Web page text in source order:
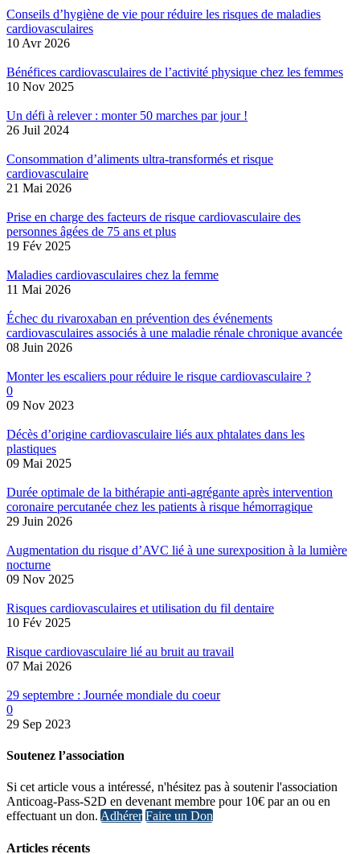
Conseils d’hygiène de vie pour réduire les risques de maladies
cardiovasculaires
10 Avr 2026
Bénéfices cardiovasculaires de l’activité physique chez les femmes
10 Nov 2025
Un défi à relever : monter 50 marches par jour !
26 Juil 2024
Consommation d’aliments ultra-transformés et risque
cardiovasculaire
21 Mai 2026
Prise en charge des facteurs de risque cardiovasculaire des
personnes âgées de 75 ans et plus
19 Fév 2025
Maladies cardiovasculaires chez la femme
11 Mai 2026
Échec du rivaroxaban en prévention des événements
cardiovasculaires associés à une maladie rénale chronique avancée
08 Juin 2026
Monter les escaliers pour réduire le risque cardiovasculaire ?
0
09 Nov 2023
Décès d’origine cardiovasculaire liés aux phtalates dans les
plastiques
09 Mai 2025
Durée optimale de la bithérapie anti-agrégante après intervention
coronaire percutanée chez les patients à risque hémorragique
29 Juin 2026
Augmentation du risque d’AVC lié à une surexposition à la lumière
nocturne
09 Nov 2025
Risques cardiovasculaires et utilisation du fil dentaire
10 Fév 2025
Risque cardiovasculaire lié au bruit au travail
07 Mai 2026
29 septembre : Journée mondiale du coeur
0
29 Sep 2023
Soutenez l’association
Si cet article vous a intéressé, n'hésitez pas à soutenir l'association
Anticoag-Pass-S2D en devenant membre pour 10€ par an ou en
effectuant un don. Adhérer Faire un Don
Articles récents